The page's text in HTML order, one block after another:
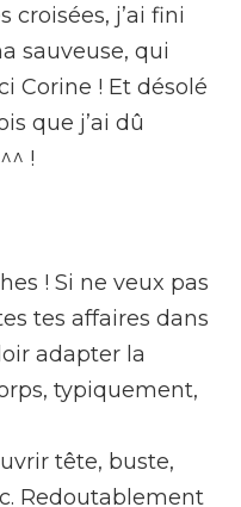
croisées, j’ai fini
sauveuse, qui
Corine ! Et désolé
que j’ai dû
!
! Si ne veux pas
tes affaires dans
adapter la
typiquement,
tête, buste,
Redoutablement